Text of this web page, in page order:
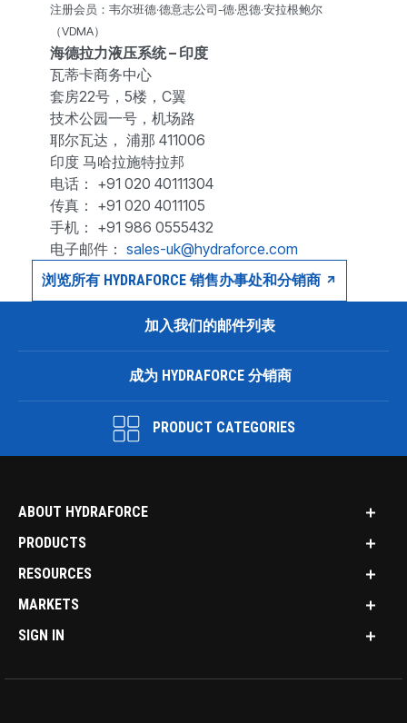
注册会员：韦尔班德·德意志公司-德·恩德·安拉根鲍尔
（VDMA）
海德拉力液压系统 – 印度
瓦蒂卡商务中心
套房22号，5楼，C翼
技术公园一号，机场路
耶尔瓦达， 浦那 411006
印度 马哈拉施特拉邦
电话： +91 020 40111304
传真： +91 020 4011105
手机： +91 986 0555432
电子邮件： sales-uk@hydraforce.com
浏览所有 HYDRAFORCE 销售办事处和分销商
加入我们的邮件列表
成为 HYDRAFORCE 分销商
PRODUCT CATEGORIES
ABOUT HYDRAFORCE
PRODUCTS
RESOURCES
MARKETS
SIGN IN